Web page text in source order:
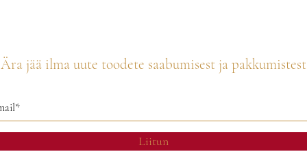
Ära jää ilma uute toodete saabumisest ja pakkumistest
Liitun